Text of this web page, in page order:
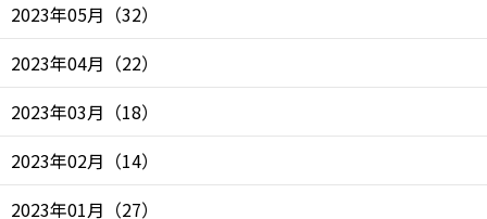
2023年05月 （32）
2023年04月 （22）
2023年03月 （18）
2023年02月 （14）
2023年01月 （27）